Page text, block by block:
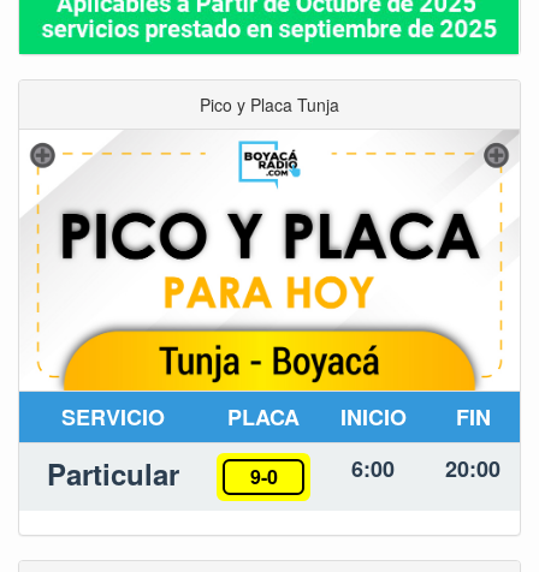
Pico y Placa Tunja
SERVICIO PLACA INICIO FIN
Particular 9-0 6:00 20:00